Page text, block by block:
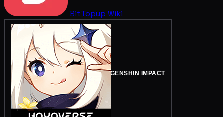
BitTopup Wiki
GENSHIN IMPACT